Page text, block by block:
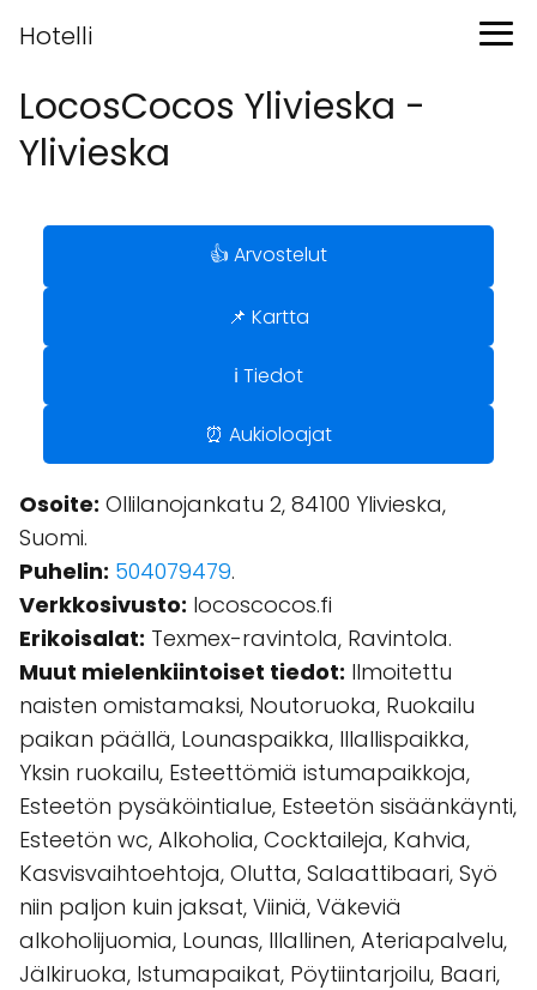
Hotelli
LocosCocos Ylivieska -
Ylivieska
👍 Arvostelut
📌 Kartta
ℹ️ Tiedot
⏰ Aukioloajat
Osoite: Ollilanojankatu 2, 84100 Ylivieska,
Suomi.
Puhelin: 504079479.
Verkkosivusto: locoscocos.fi
Erikoisalat: Texmex-ravintola, Ravintola.
Muut mielenkiintoiset tiedot: Ilmoitettu
naisten omistamaksi, Noutoruoka, Ruokailu
paikan päällä, Lounaspaikka, Illallispaikka,
Yksin ruokailu, Esteettömiä istumapaikkoja,
Esteetön pysäköintialue, Esteetön sisäänkäynti,
Esteetön wc, Alkoholia, Cocktaileja, Kahvia,
Kasvisvaihtoehtoja, Olutta, Salaattibaari, Syö
niin paljon kuin jaksat, Viiniä, Väkeviä
alkoholijuomia, Lounas, Illallinen, Ateriapalvelu,
Jälkiruoka, Istumapaikat, Pöytiintarjoilu, Baari,